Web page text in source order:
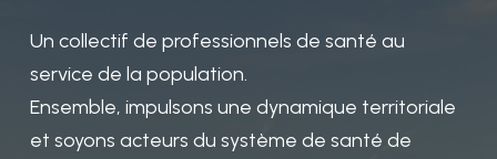
Un collectif de professionnels de santé au
service de la population.
Ensemble, impulsons une dynamique territoriale
et soyons acteurs du système de santé de